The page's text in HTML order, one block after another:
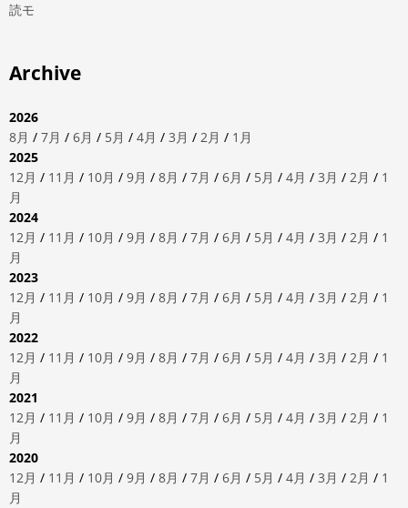
読モ
Archive
2026
8月 / 7月 / 6月 / 5月 / 4月 / 3月 / 2月 / 1月
2025
12月 / 11月 / 10月 / 9月 / 8月 / 7月 / 6月 / 5月 / 4月 / 3月 / 2月 / 1
月
2024
12月 / 11月 / 10月 / 9月 / 8月 / 7月 / 6月 / 5月 / 4月 / 3月 / 2月 / 1
月
2023
12月 / 11月 / 10月 / 9月 / 8月 / 7月 / 6月 / 5月 / 4月 / 3月 / 2月 / 1
月
2022
12月 / 11月 / 10月 / 9月 / 8月 / 7月 / 6月 / 5月 / 4月 / 3月 / 2月 / 1
月
2021
12月 / 11月 / 10月 / 9月 / 8月 / 7月 / 6月 / 5月 / 4月 / 3月 / 2月 / 1
月
2020
12月 / 11月 / 10月 / 9月 / 8月 / 7月 / 6月 / 5月 / 4月 / 3月 / 2月 / 1
月